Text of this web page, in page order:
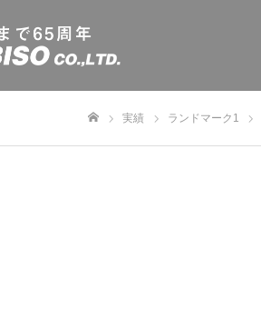
実績 ランドマーク1